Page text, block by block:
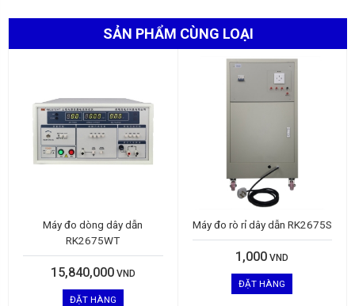
SẢN PHẨM CÙNG LOẠI
Máy đo dòng dây dẫn
RK2675WT
15,840,000 VND
ĐẶT HÀNG
Máy đo rò rỉ dây dẫn RK2675S
1,000 VND
ĐẶT HÀNG